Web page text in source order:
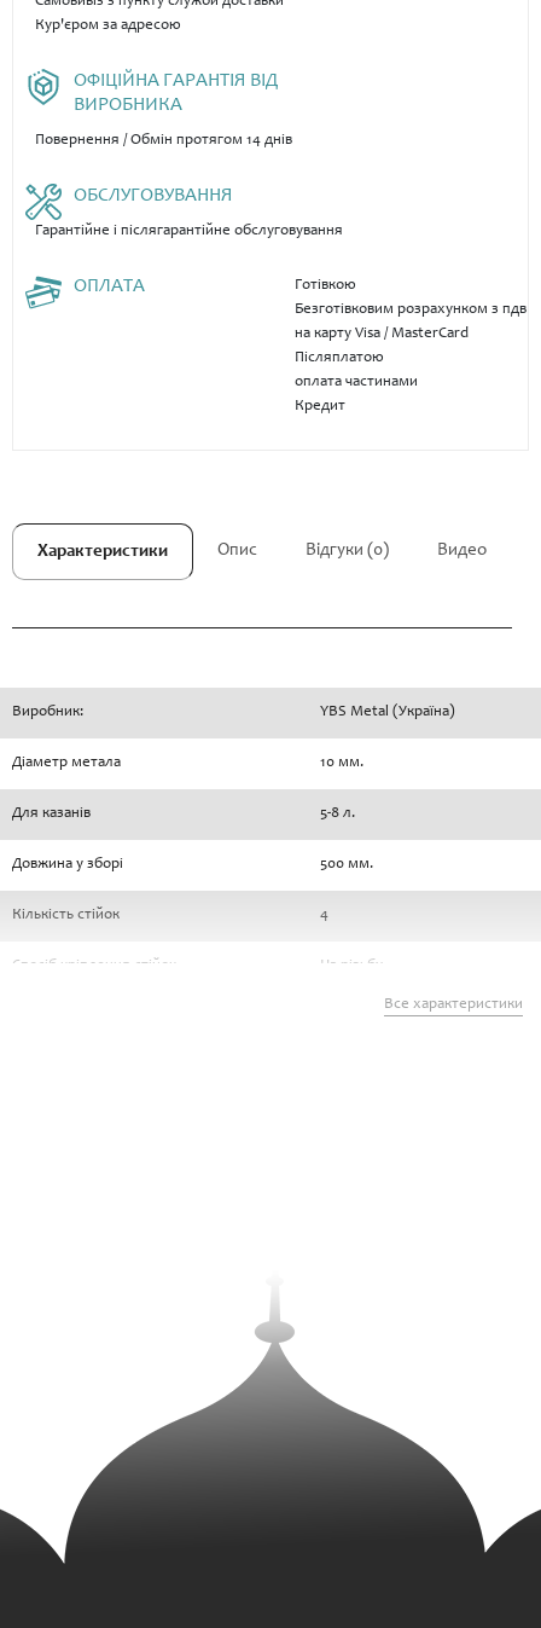
Кур'єром за адресою
ОФІЦІЙНА ГАРАНТІЯ ВІД
ВИРОБНИКА
Повернення / Обмін протягом 14 днів
ОБСЛУГОВУВАННЯ
Гарантійне і післягарантійне обслуговування
ОПЛАТА
Готівкою
Безготівковим розрахунком з пдв
на карту Visa / MasterCard
Післяплатою
оплата частинами
Кредит
Характеристики Опис Відгуки (0) Видео
Виробник: YBS Metal (Україна)
Діаметр метала 10 мм.
Для казанів 5-8 л.
Довжина у зборі 500 мм.
Кількість стійок 4
Спосіб кріплення стійок На різьбу
Оцинковка
Все характеристики